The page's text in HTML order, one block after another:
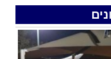
רכב התנגש במעקה בטיחות בכביש 90 בסמוך לעין